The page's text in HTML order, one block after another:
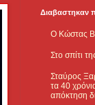
Διαβαστηκαν
Ο Κώστας
Στο σπίτι
Σταύρος
τα 40
απόκτηση